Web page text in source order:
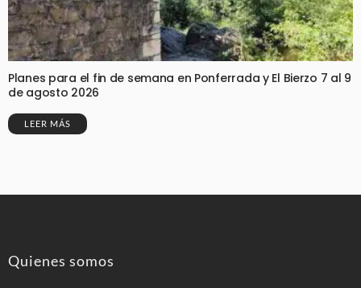
Planes para el fin de semana en Ponferrada y El Bierzo 7 al 9
de agosto 2026
LEER MÁS
Quienes somos